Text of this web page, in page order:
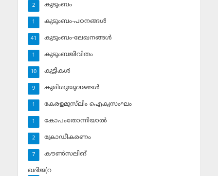
കുടുംബം
2
കുടുംബം-പഠനങ്ങള്‍
1
കുടുംബം-ലേഖനങ്ങള്‍
41
കുടുംബജീവിതം
1
കുട്ടികള്‍
10
കുരിശുയുദ്ധങ്ങള്‍
9
കേരളമുസ്‌ലിം ഐക്യസംഘം
1
കോപംതോന്നിയാല്‍
1
ക്രോഡീകരണം
2
കൗണ്‍സലിങ്‌
7
ഖദീജ(റ